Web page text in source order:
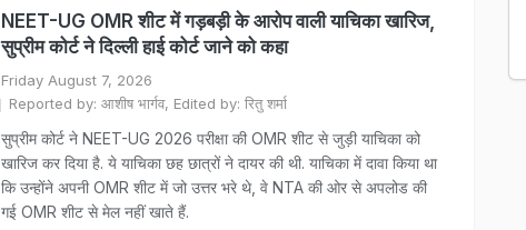
NEET-UG OMR शीट में गड़बड़ी के आरोप वाली याचिका खारिज,
सुप्रीम कोर्ट ने दिल्ली हाई कोर्ट जाने को कहा
Friday August 7, 2026
Reported by: आशीष भार्गव, Edited by: रितु शर्मा
सुप्रीम कोर्ट ने NEET-UG 2026 परीक्षा की OMR शीट से जुड़ी याचिका को
खारिज कर दिया है. ये याचिका छह छात्रों ने दायर की थी. याचिका में दावा किया था
कि उन्होंने अपनी OMR शीट में जो उत्तर भरे थे, वे NTA की ओर से अपलोड की
गई OMR शीट से मेल नहीं खाते हैं.